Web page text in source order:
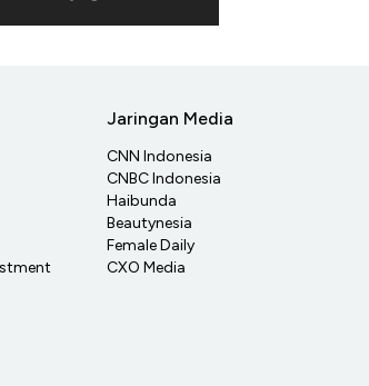
Jaringan Media
CNN Indonesia
CNBC Indonesia
Haibunda
Beautynesia
Female Daily
CXO Media